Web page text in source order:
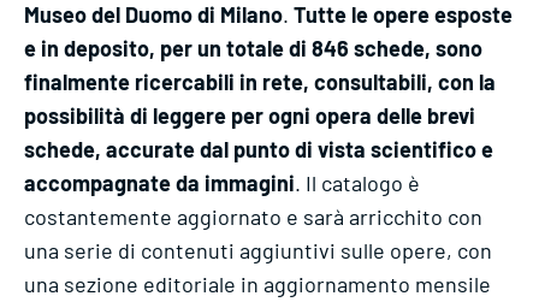
Museo del Duomo di Milano. Tutte le opere esposte
e in deposito, per un totale di 846 schede, sono
finalmente ricercabili in rete, consultabili, con la
possibilità di leggere per ogni opera delle brevi
schede, accurate dal punto di vista scientifico e
accompagnate da immagini. Il catalogo è
costantemente aggiornato e sarà arricchito con
una serie di contenuti aggiuntivi sulle opere, con
una sezione editoriale in aggiornamento mensile